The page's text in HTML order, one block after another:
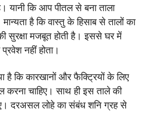
यानी कि आप पीतल से बना ताला
है कि वास्तु के हिसाब से तालों का
सुरक्षा मजबूत होती है। इससे घर में
नहीं होता।
है कि कारखानों और फैक्ट्रियों के लिए
करना चाहिए। साथ ही इस ताले की
दरअसल लोहे का संबंध शनि ग्रह से